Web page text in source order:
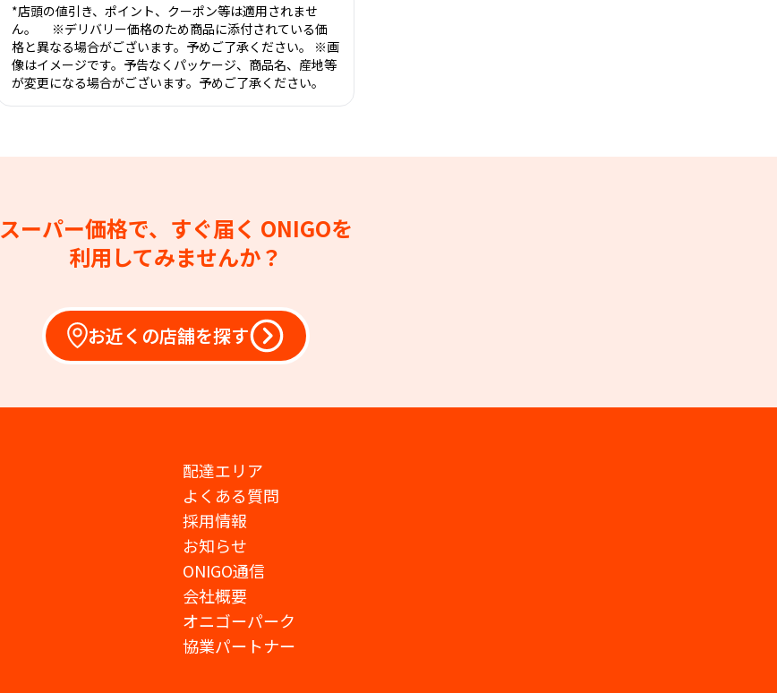
*店頭の値引き、ポイント、クーポン等は適用されませ
ん。 ※デリバリー価格のため商品に添付されている価
格と異なる場合がございます。予めご了承ください。 ※画
像はイメージです。予告なくパッケージ、商品名、産地等
が変更になる場合がございます。予めご了承ください。
スーパー価格で、すぐ届く ONIGOを
利用してみませんか？
お近くの店舗を探す
配達エリア
よくある質問
採用情報
お知らせ
ONIGO通信
会社概要
オニゴーパーク
協業パートナー